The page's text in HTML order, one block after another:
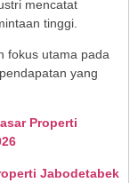
mencatat
tinggi.
fokus utama pada
yang
Properti
Jabodetabek